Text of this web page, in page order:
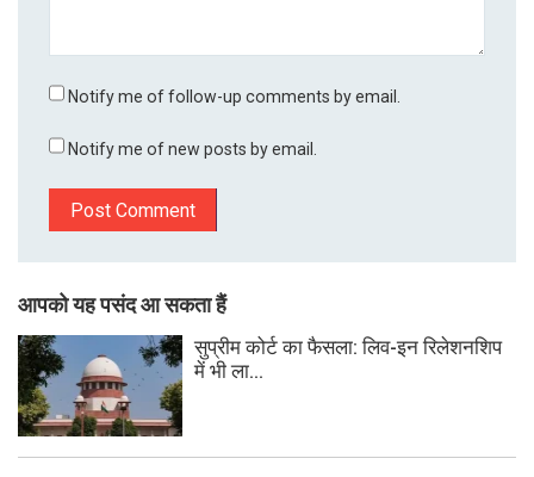
Notify me of follow-up comments by email.
Notify me of new posts by email.
आपको यह पसंद आ सकता हैं
सुप्रीम कोर्ट का फैसला: लिव-इन रिलेशनशिप
में भी ला...